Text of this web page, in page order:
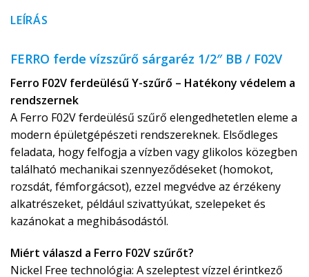
LEÍRÁS
FERRO ferde vízszűrő sárgaréz 1/2″ BB / F02V
Ferro F02V ferdeülésű Y-szűrő – Hatékony védelem a
rendszernek
A Ferro F02V ferdeülésű szűrő elengedhetetlen eleme a
modern épületgépészeti rendszereknek. Elsődleges
feladata, hogy felfogja a vízben vagy glikolos közegben
található mechanikai szennyeződéseket (homokot,
rozsdát, fémforgácsot), ezzel megvédve az érzékeny
alkatrészeket, például szivattyúkat, szelepeket és
kazánokat a meghibásodástól.
Miért válaszd a Ferro F02V szűrőt?
Nickel Free technológia: A szeleptest vízzel érintkező